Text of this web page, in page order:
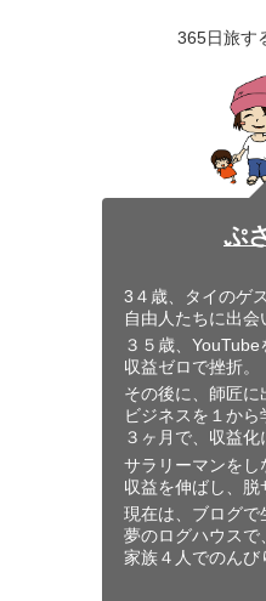
365日旅す
ぷ
3４歳、タイのゲ
自由人たちに出会
３５歳、YouTube
収益ゼロで挫折。
その後に、師匠に
ビジネスを１から
３ヶ月で、収益化
サラリーマンをし
収益を伸ばし、脱
現在は、ブログで
夢のログハウスで、
家族４人でのんび